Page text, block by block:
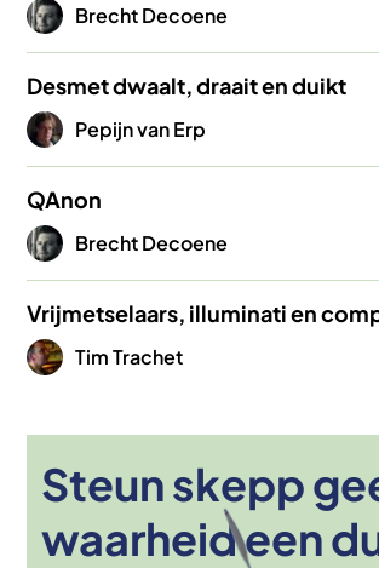
Afbeelding
Brecht Decoene
Desmet dwaalt, draait en duikt
Afbeelding
Pepijn van Erp
QAnon
Afbeelding
Brecht Decoene
Vrijmetselaars, illuminati en
Afbeelding
Tim Trachet
Steun skepp
waarheid een
Afbeelding